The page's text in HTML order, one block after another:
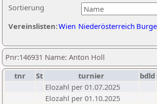
Sortierung
Vereinslisten:Wien Niederösterreich
Pnr:146931 Name: Anton Holl
tnr
St turnier bdld
Elozahl per 01.07.2025
Elozahl per 01.10.2025